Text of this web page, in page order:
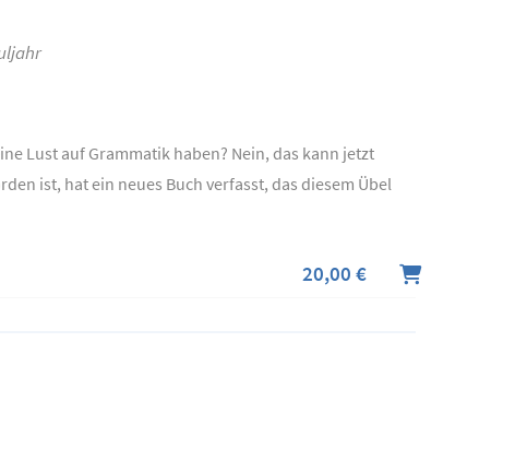
Lust auf Grammatik haben? Nein, das kann jetzt
ist, hat ein neues Buch verfasst, das diesem Übel
20,00 €